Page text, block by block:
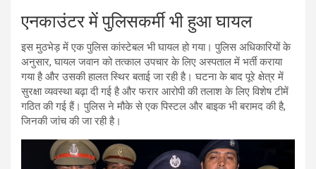
एनकाउंटर में पुलिसकर्मी भी हुआ घायल
इस मुठभेड़ में एक पुलिस कांस्टेबल भी घायल हो गया। पुलिस अधिकारियों के
अनुसार, घायल जवान को तत्काल उपचार के लिए अस्पताल में भर्ती कराया
गया है और उसकी हालत स्थिर बताई जा रही है। घटना के बाद पूरे क्षेत्र में
सुरक्षा व्यवस्था बढ़ा दी गई है और फरार आरोपी की तलाश के लिए विशेष टीमें
गठित की गई हैं। पुलिस ने मौके से एक पिस्टल और बाइक भी बरामद की है,
जिनकी जांच की जा रही है।